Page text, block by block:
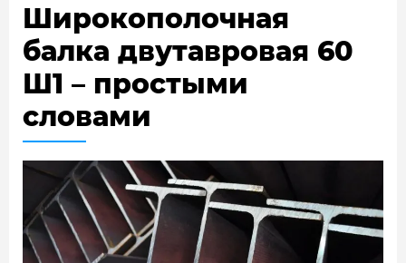
КАК МЫ РАБОТАЕМ
ДОСТАВКА И ОПЛАТА
НАШИ ОБЪЕКТЫ
ОТЗЫВЫ
Широкополочная
балка двутавровая 60
Ш1 – простыми
словами